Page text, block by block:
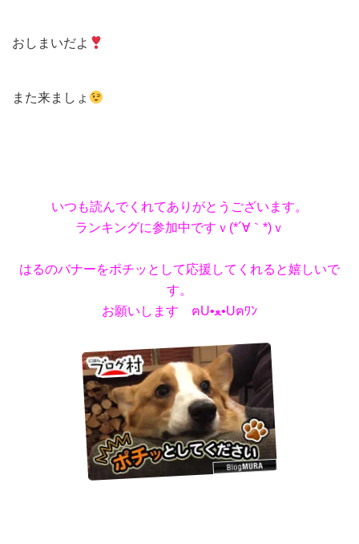
おしまいだよ
また来ましょ
いつも読んでくれてありがとうございます。
ランキングに参加中ですｖ(*´∀｀*)ｖ
はるのバナーをポチッとして応援してくれると嬉しいで
す。
お願いします ฅU•ﻌ•Uฅﾜﾝ